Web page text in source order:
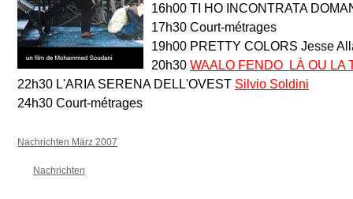
16h00 TI HO INCONTRATA
17h30 Court-métrages
19h00 PRETTY COLORS Jesse
20h30 WAALO FENDO  LÀ OU LA
22h30 L'ARIA SERENA DELL'OVEST Silvio Soldini
24h30 Court-métrages
Nachrichten März 2007
Nachrichten